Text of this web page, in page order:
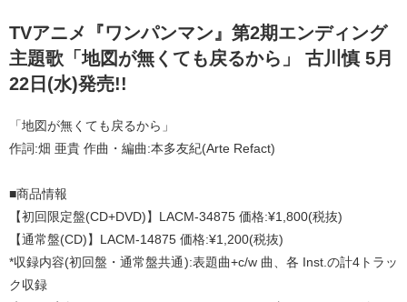
TVアニメ『ワンパンマン』第2期エンディング
主題歌「地図が無くても戻るから」 古川慎 5月
22日(水)発売!!
「地図が無くても戻るから」
作詞:畑 亜貴 作曲・編曲:本多友紀(Arte Refact)
■商品情報
【初回限定盤(CD+DVD)】LACM-34875 価格:¥1,800(税抜)
【通常盤(CD)】LACM-14875 価格:¥1,200(税抜)
*収録内容(初回盤・通常盤共通):表題曲+c/w 曲、各 Inst.の計4トラッ
ク収録